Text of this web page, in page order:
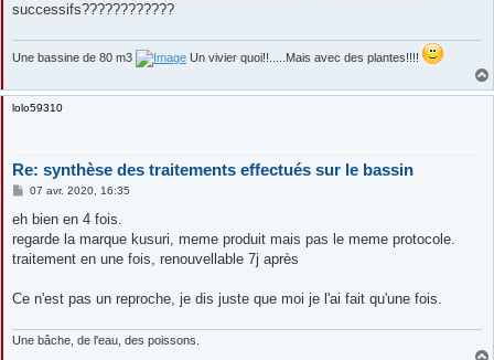
successifs????????????
Une bassine de 80 m3 Un vivier quoi!!.....Mais avec des plantes!!!!
lolo59310
Re: synthèse des traitements effectués sur le bassin
M
s
a
g
07 avr. 2020, 16:35
eh bien en 4 fois.
regarde la marque kusuri, meme produit mais pas le meme protocole.
traitement en une fois, renouvellable 7j après
Ce n'est pas un reproche, je dis juste que moi je l'ai fait qu'une fois.
Une bâche, de l'eau, des poissons.